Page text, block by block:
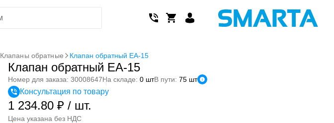
Клапаны обратные
Клапан обратный EA-15
Клапан обратный EA-15
Номер для заказа: 30008647На складе: 0 штВ пути: 75 шт
Консультация по товару
1 234.80 ₽ / шт.
Цена указана без НДС